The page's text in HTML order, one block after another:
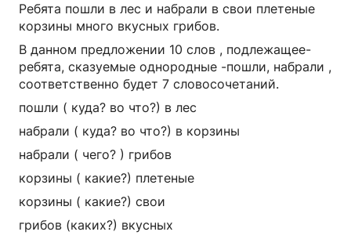
Ребята пошли в лес и набрали в свои плетеные
корзины много вкусных грибов.
В данном предложении 10 слов , подлежащее-
ребята, сказуемые однородные -пошли, набрали ,
соответственно будет 7 словосочетаний.
пошли ( куда? во что?) в лес
набрали ( куда? во что?) в корзины
набрали ( чего? ) грибов
корзины ( какие?) плетеные
корзины ( какие?) свои
грибов (каких?) вкусных